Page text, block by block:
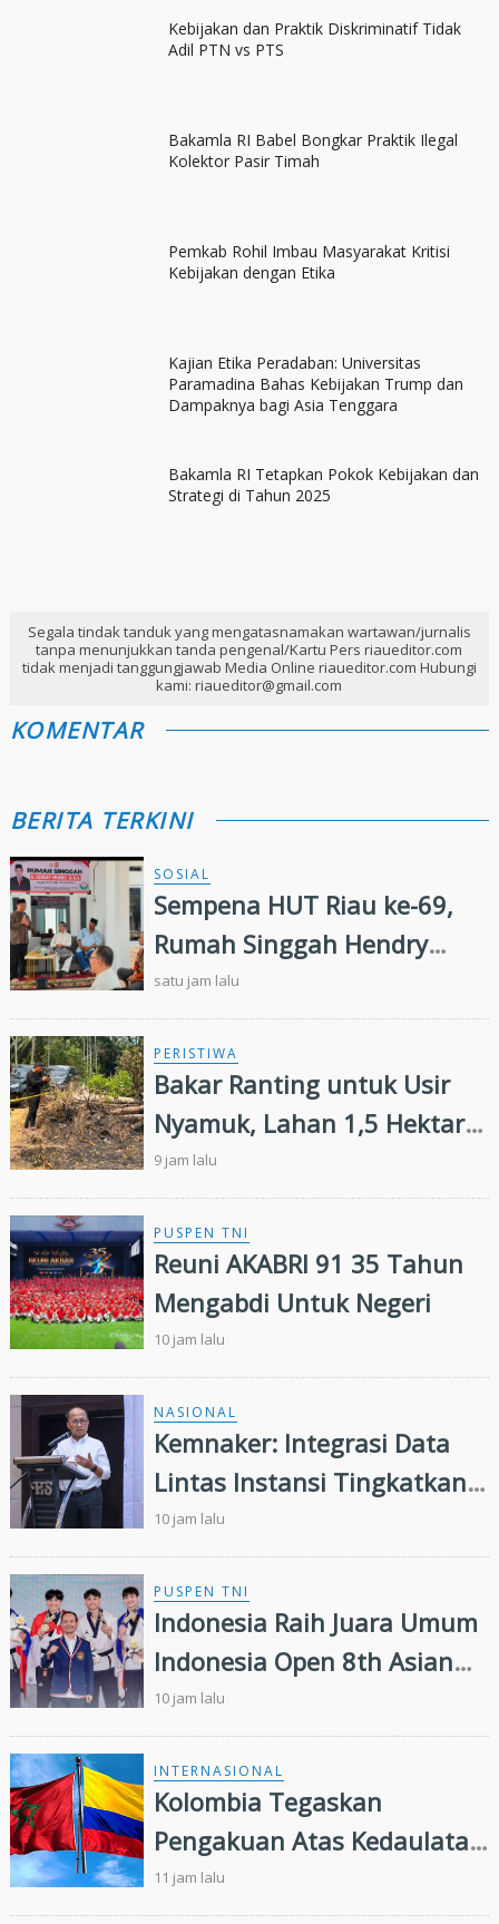
Kebijakan dan Praktik Diskriminatif Tidak
Adil PTN vs PTS
Bakamla RI Babel Bongkar Praktik Ilegal
Kolektor Pasir Timah
Pemkab Rohil Imbau Masyarakat Kritisi
Kebijakan dengan Etika
Kajian Etika Peradaban: Universitas
Paramadina Bahas Kebijakan Trump dan
Dampaknya bagi Asia Tenggara
Bakamla RI Tetapkan Pokok Kebijakan dan
Strategi di Tahun 2025
Segala tindak tanduk yang mengatasnamakan wartawan/jurnalis
tanpa menunjukkan tanda pengenal/Kartu Pers riaueditor.com
tidak menjadi tanggungjawab Media Online riaueditor.com Hubungi
kami: riaueditor@gmail.com
KOMENTAR
BERITA TERKINI
SOSIAL
Sempena HUT Riau ke-69,
Rumah Singgah Hendry
Munief Diresmikan
satu jam lalu
PERISTIWA
Bakar Ranting untuk Usir
Nyamuk, Lahan 1,5 Hektare
di Inhu Malah Terbakar,
Pensiunan Diamankan Polisi
9 jam lalu
PUSPEN TNI
Reuni AKABRI 91 35 Tahun
Mengabdi Untuk Negeri
10 jam lalu
NASIONAL
Kemnaker: Integrasi Data
Lintas Instansi Tingkatkan
Kualitas Layanan
Ketenagakerjaan
10 jam lalu
PUSPEN TNI
Indonesia Raih Juara Umum
Indonesia Open 8th Asian
Taekwondo Indonesia Open
Championships 2026
10 jam lalu
INTERNASIONAL
Kolombia Tegaskan
Pengakuan Atas Kedaulatan
Maroko di Wilayah Sahara,
11 jam lalu